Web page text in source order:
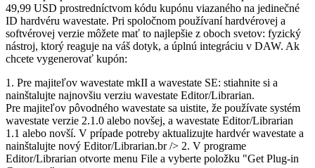
49,99 USD prostredníctvom kódu kupónu viazaného na jedinečné
ID hardvéru wavestate. Pri spoločnom používaní hardvérovej a
softvérovej verzie môžete mať to najlepšie z oboch svetov: fyzický
nástroj, ktorý reaguje na váš dotyk, a úplnú integráciu v DAW. Ak
chcete vygenerovať kupón:
1. Pre majiteľov wavestate mkII a wavestate SE: stiahnite si a
nainštalujte najnovšiu verziu wavestate Editor/Librarian.
Pre majiteľov pôvodného wavestate sa uistite, že používate systém
wavestate verzie 2.1.0 alebo novšej, a wavestate Editor/Librarian
1.1 alebo novší. V prípade potreby aktualizujte hardvér wavestate a
nainštalujte nový Editor/Librarian.br /> 2. V programe
Editor/Librarian otvorte menu File a vyberte položku "Get Plug-in